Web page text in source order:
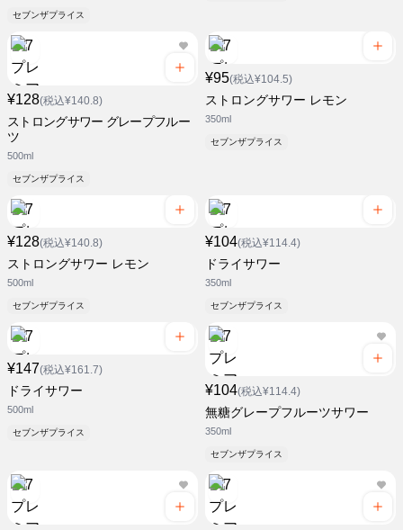
セブンザプライス
¥128(税込¥140.8)
ストロングサワー グレープフルー
ツ
500ml
セブンザプライス
¥95(税込¥104.5)
ストロングサワー レモン
350ml
セブンザプライス
¥128(税込¥140.8)
ストロングサワー レモン
500ml
セブンザプライス
¥104(税込¥114.4)
ドライサワー
350ml
セブンザプライス
¥147(税込¥161.7)
ドライサワー
500ml
セブンザプライス
¥104(税込¥114.4)
無糖グレープフルーツサワー
350ml
セブンザプライス